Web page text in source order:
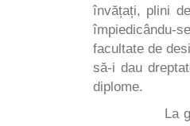
învățați, plini
împiedicându-
facultate de
să-i dau
diplome.
La grădiniță